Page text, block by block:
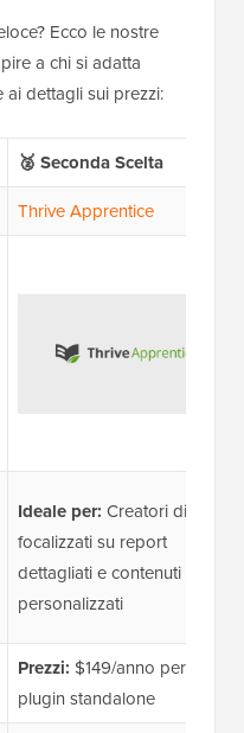
Ecco le nostre
a chi si adatta
ai dettagli sui prezzi:
🥈 Seconda Scelta
Thrive Apprentice
Ideale per: Creatori di corsi
focalizzati su report
dettagliati e contenuti
personalizzati
Prezzi: $149/anno per un
plugin standalone